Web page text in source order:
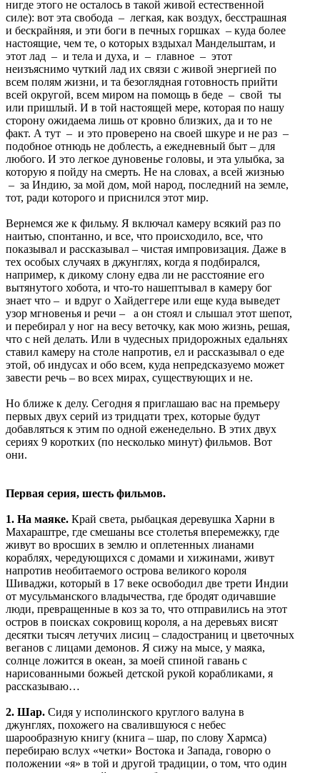
нигде этого не осталось в такой живой естественной
силе): вот эта свобода – легкая, как воздух, бесстрашная
и бескрайняя, и эти боги в печных горшках – куда более
настоящие, чем те, о которых вздыхал Мандельштам, и
этот лад – и тела и духа, и – главное – этот
неизъяснимо чуткий лад их связи с живой энергией по
всем полям жизни, и та безоглядная готовность прийти
всей округой, всем миром на помощь в беде – свой ты
или пришлый. И в той настоящей мере, которая по нашу
сторону ожидаема лишь от кровно близких, да и то не
факт. А тут – и это проверено на своей шкуре и не раз –
подобное отнюдь не доблесть, а ежедневный быт – для
любого. И это легкое дуновенье головы, и эта улыбка, за
которую я пойду на смерть. Не на словах, а всей жизнью
– за Индию, за мой дом, мой народ, последний на земле,
тот, ради которого и приснился этот мир.
Вернемся же к фильму. Я включал камеру всякий раз по
наитью, спонтанно, и все, что происходило, все, что
показывал и рассказывал – чистая импровизация. Даже в
тех особых случаях в джунглях, когда я подбирался,
например, к дикому слону едва ли не расстояние его
вытянутого хобота, и что-то нашептывал в камеру бог
знает что – и вдруг о Хайдеггере или еще куда выведет
узор мгновенья и речи – а он стоял и слышал этот шепот,
и перебирал у ног на весу веточку, как мою жизнь, решая,
что с ней делать. Или в чудесных придорожных едальнях
ставил камеру на столе напротив, ел и рассказывал о еде
этой, об индусах и обо всем, куда непредсказуемо может
завести речь – во всех мирах, существующих и не.
Но ближе к делу. Сегодня я приглашаю вас на премьеру
первых двух серий из тридцати трех, которые будут
добавляться к этим по одной еженедельно. В этих двух
сериях 9 коротких (по несколько минут) фильмов. Вот
они.
Первая серия, шесть фильмов.
1. На маяке. Край света, рыбацкая деревушка Харни в
Махараштре, где смешаны все столетья вперемежку, где
живут во вросших в землю и оплетенных лианами
кораблях, чередующихся с домами и хижинами, живут
напротив необитаемого острова великого короля
Шиваджи, который в 17 веке освободил две трети Индии
от мусульманского владычества, где бродят одичавшие
люди, превращенные в коз за то, что отправились на этот
остров в поисках сокровищ короля, а на деревьях висят
десятки тысяч летучих лисиц – сладостраниц и цветочных
веганов с лицами демонов. Я сижу на мысе, у маяка,
солнце ложится в океан, за моей спиной гавань с
нарисованными божьей детской рукой корабликами, я
рассказываю…
2. Шар. Сидя у исполинского круглого валуна в
джунглях, похожего на свалившуюся с небес
шарообразную книгу (книга – шар, по слову Хармса)
перебираю вслух «четки» Востока и Запада, говорю о
положении «я» в той и другой традиции, о том, что один